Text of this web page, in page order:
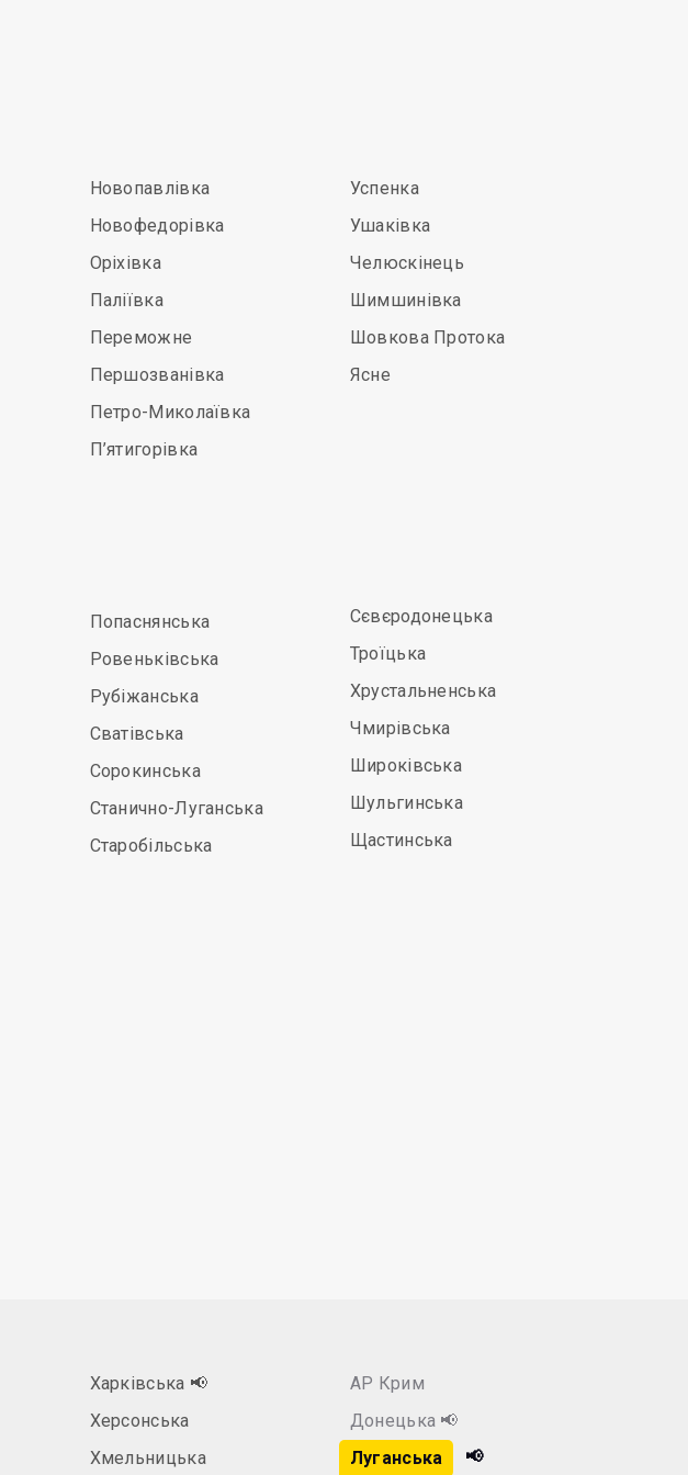
Новопавлівка
Новофедорівка
Оріхівка
Паліївка
Переможне
Першозванівка
Петро-Миколаївка
П’ятигорівка
Успенка
Ушаківка
Челюскінець
Шимшинівка
Шовкова Протока
Ясне
Попаснянська
Ровеньківська
Рубіжанська
Сватівська
Сорокинська
Станично-Луганська
Старобільська
Сєвєродонецька
Троїцька
Хрустальненська
Чмирівська
Широківська
Шульгинська
Щастинська
Харківська 📢
Херсонська
Хмельницька
АР Крим
Донецька 📢
Луганська
📢